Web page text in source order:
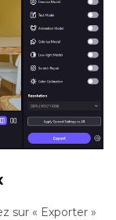
sur « Exporter »